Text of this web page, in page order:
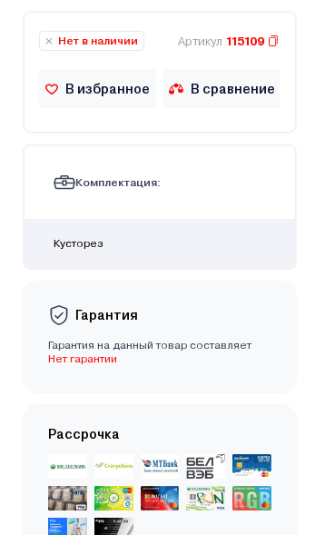
Нет в наличии Артикул 115109
В избранное В сравнение
Комплектация:
Кусторез
Гарантия
Гарантия на данный товар составляет
Нет гарантии
Рассрочка